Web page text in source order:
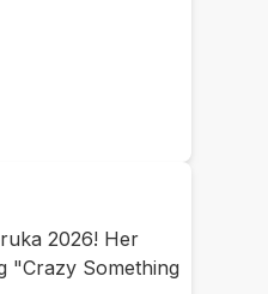
2026! Her
"Crazy Something